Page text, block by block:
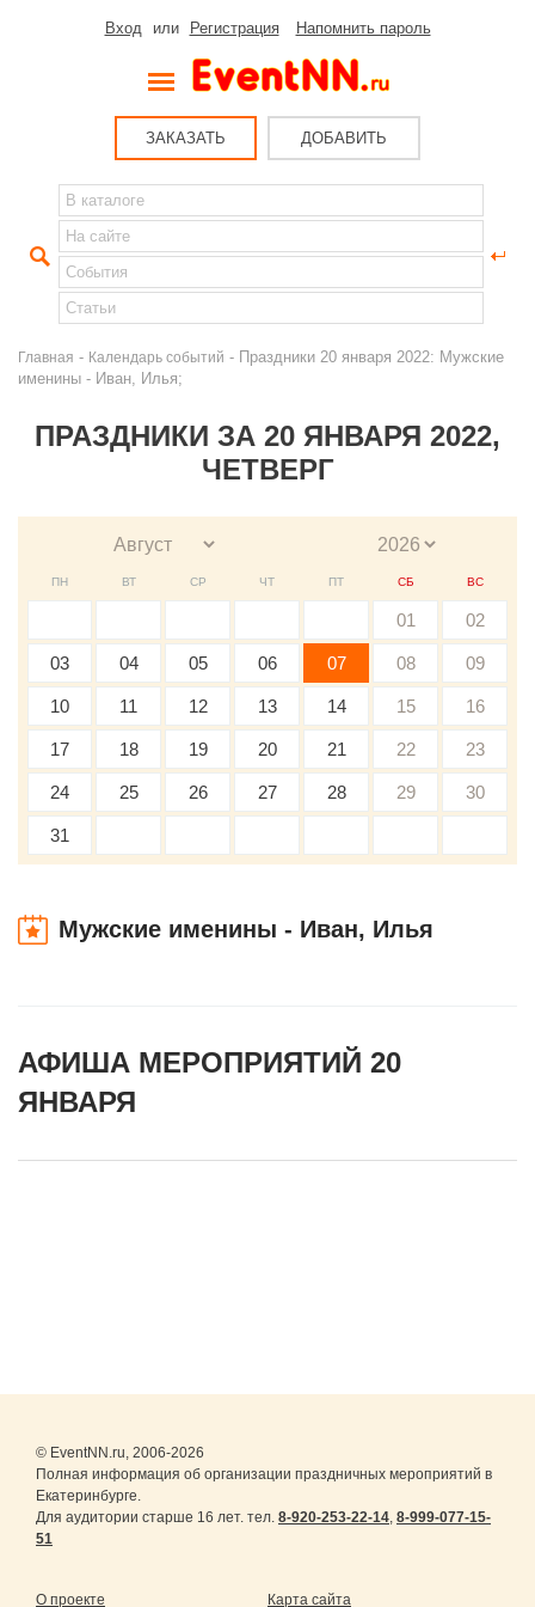
Вход или Регистрация Напомнить пароль
ЗАКАЗАТЬ ДОБАВИТЬ
Главная - Календарь событий - Праздники 20 января 2022: Мужские
именины - Иван, Илья;
ПРАЗДНИКИ ЗА 20 ЯНВАРЯ 2022,
ЧЕТВЕРГ
ПН ВТ СР ЧТ ПТ СБ ВС
01 02
03 04 05 06 07 08 09
10 11 12 13 14 15 16
17 18 19 20 21 22 23
24 25 26 27 28 29 30
31
Мужские именины - Иван, Илья
АФИША МЕРОПРИЯТИЙ 20
ЯНВАРЯ
© EventNN.ru, 2006-2026
Полная информация об организации праздничных мероприятий в
Екатеринбурге.
Для аудитории старше 16 лет. тел. 8-920-253-22-14, 8-999-077-15-
51
О проекте Карта сайта